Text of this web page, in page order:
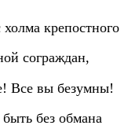
холма крепостного
сограждан,
Все вы безумны!
без обмана